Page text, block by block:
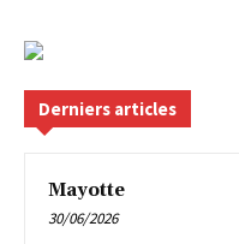
Derniers articles
Mayotte
30/06/2026